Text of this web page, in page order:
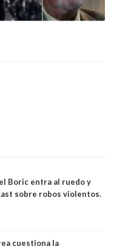
Boric entra al ruedo y
sobre robos violentos.
cuestiona la